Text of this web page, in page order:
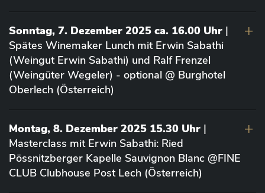
Sonntag, 7. Dezember 2025 ca. 16.00 Uhr |
Spätes Winemaker Lunch mit Erwin Sabathi
(Weingut Erwin Sabathi) und Ralf Frenzel
(Weingüter Wegeler) - optional @ Burghotel
Oberlech (Österreich)
Montag, 8. Dezember 2025 15.30 Uhr |
Masterclass mit Erwin Sabathi: Ried
Pössnitzberger Kapelle Sauvignon Blanc @FINE
CLUB Clubhouse Post Lech (Österreich)